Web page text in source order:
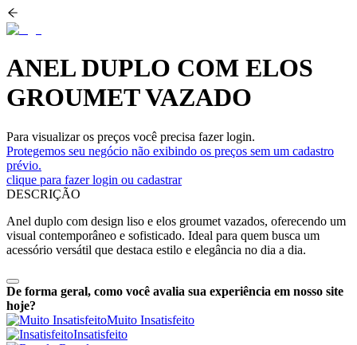
ANEL DUPLO COM ELOS
GROUMET VAZADO
Para visualizar os preços você precisa fazer login.
Protegemos seu negócio não exibindo os preços sem um cadastro
prévio.
clique para fazer login ou cadastrar
DESCRIÇÃO
Anel duplo com design liso e elos groumet vazados, oferecendo um
visual contemporâneo e sofisticado. Ideal para quem busca um
acessório versátil que destaca estilo e elegância no dia a dia.
De forma geral, como você avalia sua experiência em nosso site
hoje?
Muito Insatisfeito
Insatisfeito